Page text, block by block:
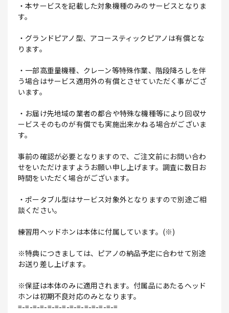
・本サービスを記載した対象機種のみのサービスとなりま
す。
・グランドピアノ型、アコースティックピアノは有償とな
ります。
・一部高重量機種、クレーン等特殊作業、階段降ろしを伴
う場合はサービス適用外の有償とさせていただく事がござ
います。
・お届け先地域の業者の都合や特殊な機種等により回収サ
ービスそのものが有償でも実施出来かねる場合がございま
す。
事前の確認が必要となりますので、ご注文前にお問い合わ
せをいただけますようお願い申し上げます。調査に数日お
時間をいただく場合がございます。
・ポータブル型はサービス対象外となりますので別途ご相
談ください。
練習用ヘッドホンは本体に付属しています。(※)
※特典につきましては、ピアノの納品予定に合わせて別途
お送り差し上げます。
※保証は本体のみに適用されます。付属品にあたるヘッド
ホンは初期不良対応のみとなります。
=-=-=-=-=-=-=-=-=-=-=-=-=-=